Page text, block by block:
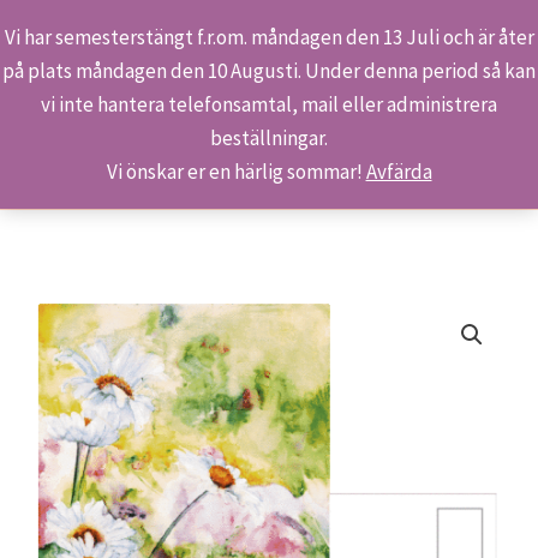
Vi har semesterstängt f.r.om. måndagen den 13 Juli och är åter
på plats måndagen den 10 Augusti. Under denna period så kan
vi inte hantera telefonsamtal, mail eller administrera
beställningar.
Vi önskar er en härlig sommar! Avfärda
Hoppa
Sök
Hem Butiken Produkter 2406 – Blomstertid